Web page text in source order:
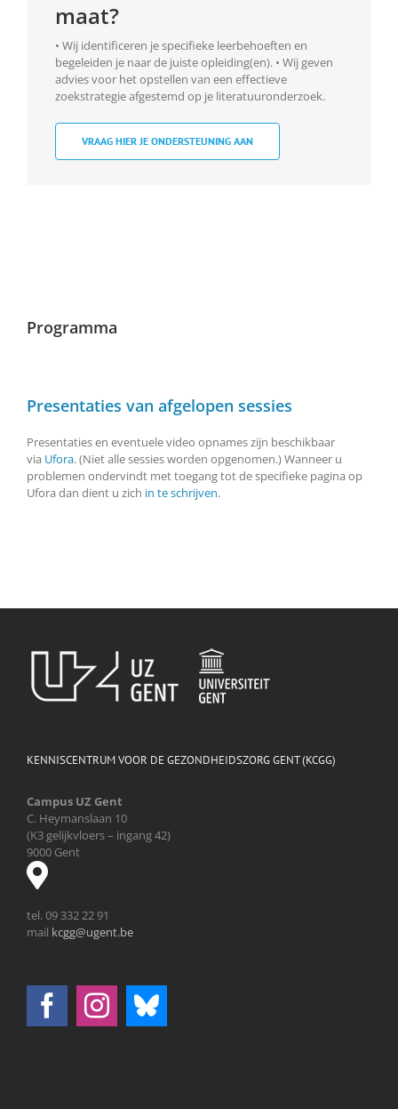
maat?
• Wij identificeren je specifieke leerbehoeften en
begeleiden je naar de juiste opleiding(en). • Wij geven
advies voor het opstellen van een effectieve
zoekstrategie afgestemd op je literatuuronderzoek.
VRAAG HIER JE ONDERSTEUNING AAN
Programma
Presentaties van afgelopen sessies
Presentaties en eventuele video opnames zijn beschikbaar
via Ufora. (Niet alle sessies worden opgenomen.) Wanneer u
problemen ondervindt met toegang tot de specifieke pagina op
Ufora dan dient u zich in te schrijven.
KENNISCENTRUM VOOR DE GEZONDHEIDSZORG GENT (KCGG)
Campus UZ Gent
C. Heymanslaan 10
(K3 gelijkvloers – ingang 42)
9000 Gent
tel. 09 332 22 91
mail kcgg@ugent.be